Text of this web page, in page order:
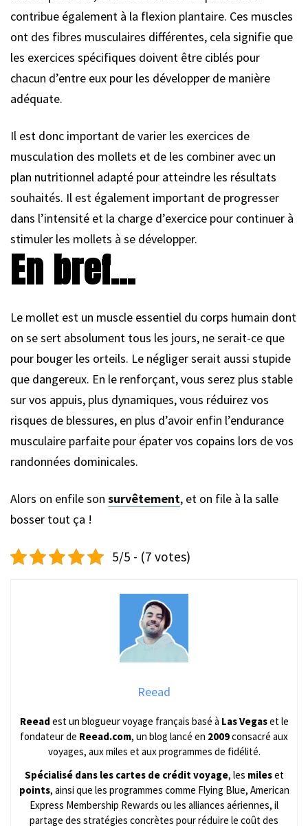
contribue également à la flexion plantaire. Ces muscles
ont des fibres musculaires différentes, cela signifie que
les exercices spécifiques doivent être ciblés pour
chacun d’entre eux pour les développer de manière
adéquate.
Il est donc important de varier les exercices de
musculation des mollets et de les combiner avec un
plan nutritionnel adapté pour atteindre les résultats
souhaités. Il est également important de progresser
dans l’intensité et la charge d’exercice pour continuer à
stimuler les mollets à se développer.
En bref…
Le mollet est un muscle essentiel du corps humain dont
on se sert absolument tous les jours, ne serait-ce que
pour bouger les orteils. Le négliger serait aussi stupide
que dangereux. En le renforçant, vous serez plus stable
sur vos appuis, plus dynamiques, vous réduirez vos
risques de blessures, en plus d’avoir enfin l’endurance
musculaire parfaite pour épater vos copains lors de vos
randonnées dominicales.
Alors on enfile son survêtement, et on file à la salle
bosser tout ça !
5/5 - (7 votes)
Reead
Reead est un blogueur voyage français basé à Las Vegaset le
fondateur de Reead.com, un blog lancé en 2009consacré aux
voyages, aux miles et aux programmes de fidélité.
Spécialisé dans les cartes de crédit voyage, les mileset
points, ainsi que les programmes comme Flying Blue, American
Express Membership Rewards ou les alliances aériennes, il
partage des stratégies concrètes pour réduire le coût des